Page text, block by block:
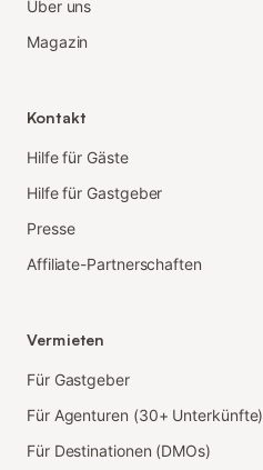
Über uns
Magazin
Kontakt
Hilfe für Gäste
Hilfe für Gastgeber
Presse
Affiliate-Partnerschaften
Vermieten
Für Gastgeber
Für Agenturen (30+ Unterkünfte)
Für Destinationen (DMOs)